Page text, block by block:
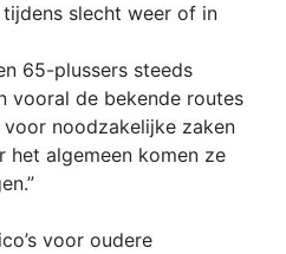
slecht weer of in
65-plussers steeds
vooral de bekende routes
voor noodzakelijke zaken
het algemeen komen ze
voor oudere